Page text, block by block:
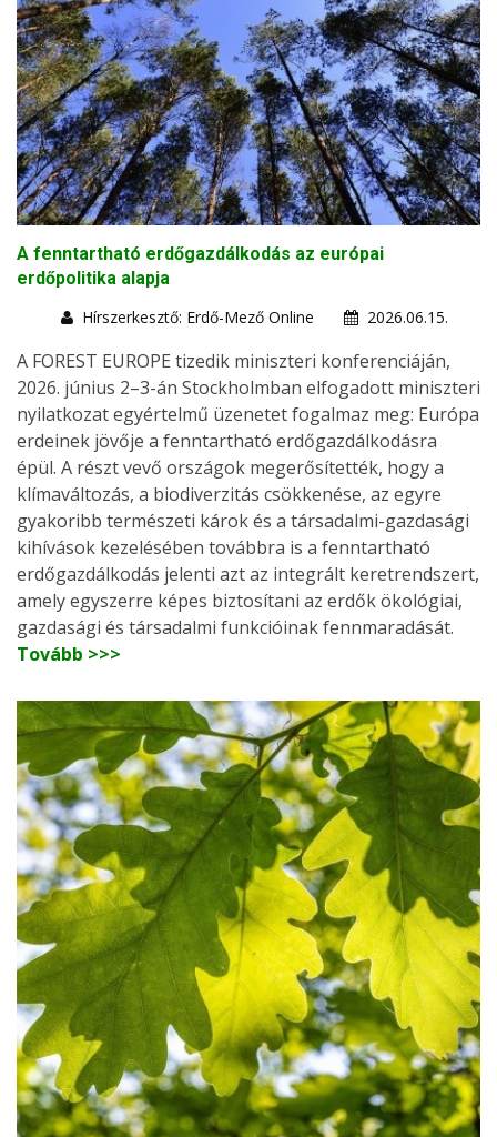
A fenntartható erdőgazdálkodás az európai
erdőpolitika alapja
Hírszerkesztő: Erdő-Mező Online
2026.06.15.
A FOREST EUROPE tizedik miniszteri konferenciáján,
2026. június 2–3-án Stockholmban elfogadott miniszteri
nyilatkozat egyértelmű üzenetet fogalmaz meg: Európa
erdeinek jövője a fenntartható erdőgazdálkodásra
épül. A részt vevő országok megerősítették, hogy a
klímaváltozás, a biodiverzitás csökkenése, az egyre
gyakoribb természeti károk és a társadalmi-gazdasági
kihívások kezelésében továbbra is a fenntartható
erdőgazdálkodás jelenti azt az integrált keretrendszert,
amely egyszerre képes biztosítani az erdők ökológiai,
gazdasági és társadalmi funkcióinak fennmaradását.
Tovább >>>